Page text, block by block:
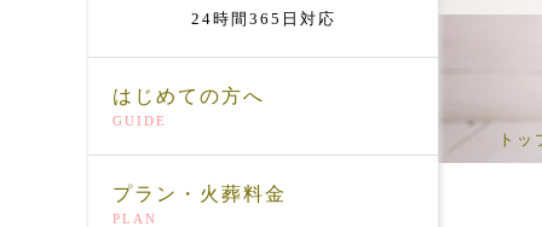
24時間365日対応
はじめての方へ
GUIDE
プラン・火葬料金
PLAN
トッ